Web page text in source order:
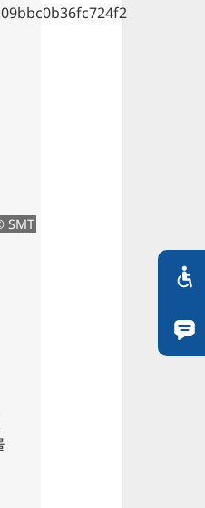
SMT